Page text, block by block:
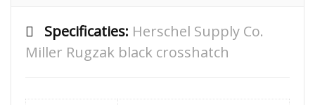
Specificaties: Herschel Supply Co.
Miller Rugzak black crosshatch